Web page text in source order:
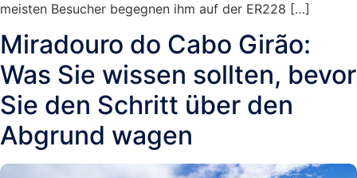
meisten Besucher begegnen ihm auf der ER228 […]
Miradouro do Cabo Girão:
Was Sie wissen sollten, bevor
Sie den Schritt über den
Abgrund wagen